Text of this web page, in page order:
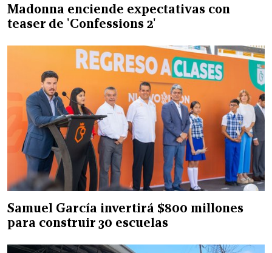
Madonna enciende expectativas con
teaser de 'Confessions 2'
Samuel García invertirá $800 millones
para construir 30 escuelas